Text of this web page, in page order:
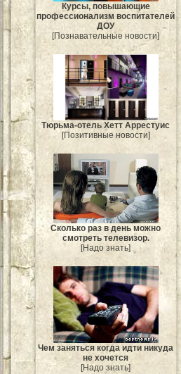
Курсы, повышающие
профессионализм воспитателей
ДОУ
[Познавательные новости]
Тюрьма-отель Хетт Аррестуис
[Позитивные новости]
Сколько раз в день можно
смотреть телевизор.
[Надо знать]
Чем заняться когда идти никуда
не хочется
[Надо знать]